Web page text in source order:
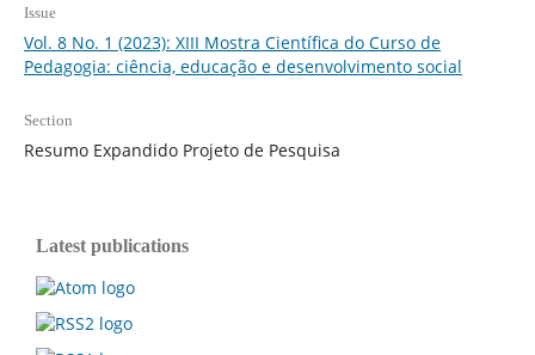
Issue
Vol. 8 No. 1 (2023): XIII Mostra Científica do Curso de
Pedagogia: ciência, educação e desenvolvimento social
Section
Resumo Expandido Projeto de Pesquisa
Latest publications